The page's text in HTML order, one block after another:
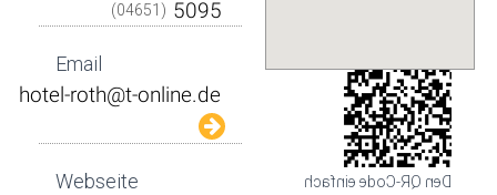
(04651)
Email
Webseite
Den QR-Code einfach